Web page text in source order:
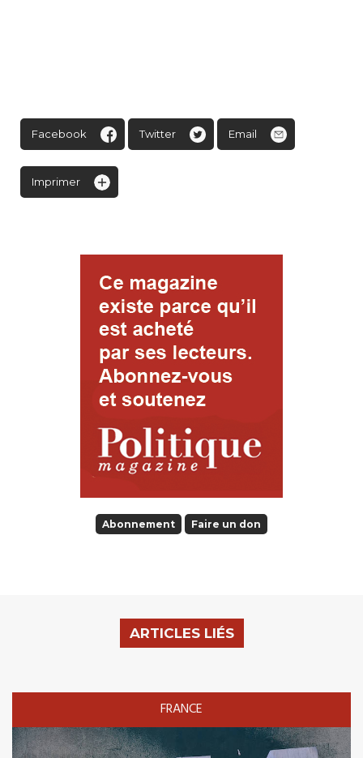
Facebook Twitter Email
Imprimer
Abonnement Faire un don
ARTICLES LIÉS
FRANCE